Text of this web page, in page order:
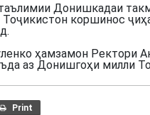
Донишкадаи
коршинос
ҳамзамон Ректори
аз Донишгоҳи милли
Print